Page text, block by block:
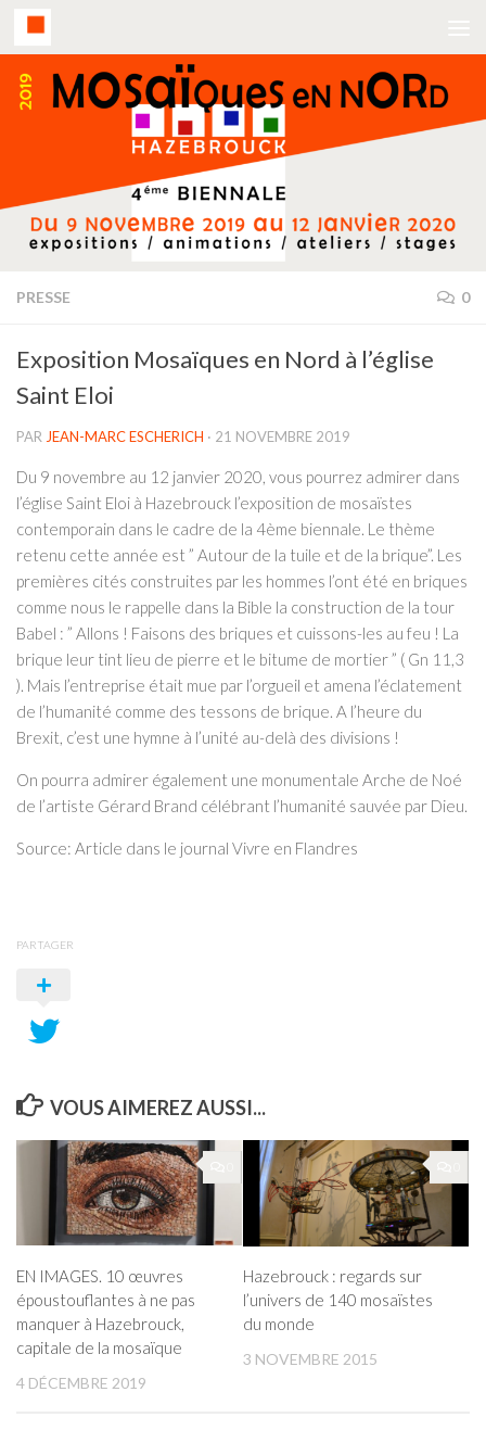
PRESSE 0
Exposition Mosaïques en Nord à l’église
Saint Eloi
PAR JEAN-MARC ESCHERICH · 21 NOVEMBRE 2019
Du 9 novembre au 12 janvier 2020, vous pourrez admirer dans
l’église Saint Eloi à Hazebrouck l’exposition de mosaïstes
contemporain dans le cadre de la 4ème biennale. Le thème
retenu cette année est ” Autour de la tuile et de la brique”. Les
premières cités construites par les hommes l’ont été en briques
comme nous le rappelle dans la Bible la construction de la tour
Babel : ” Allons ! Faisons des briques et cuissons-les au feu ! La
brique leur tint lieu de pierre et le bitume de mortier ” ( Gn 11,3
). Mais l’entreprise était mue par l’orgueil et amena l’éclatement
de l’humanité comme des tessons de brique. A l’heure du
Brexit, c’est une hymne à l’unité au-delà des divisions !
On pourra admirer également une monumentale Arche de Noé
de l’artiste Gérard Brand célébrant l’humanité sauvée par Dieu.
Source: Article dans le journal Vivre en Flandres
PARTAGER
VOUS AIMEREZ AUSSI...
EN IMAGES. 10 œuvres
époustouflantes à ne pas
manquer à Hazebrouck,
capitale de la mosaïque
4 DÉCEMBRE 2019
Hazebrouck : regards sur
l’univers de 140 mosaïstes
du monde
3 NOVEMBRE 2015